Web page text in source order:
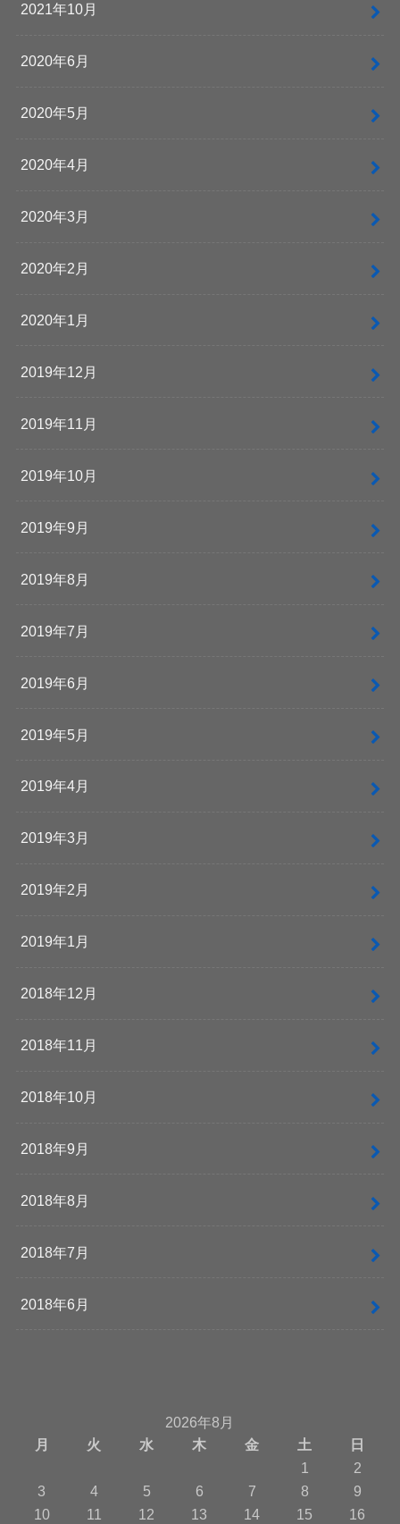
2021年10月
2020年6月
2020年5月
2020年4月
2020年3月
2020年2月
2020年1月
2019年12月
2019年11月
2019年10月
2019年9月
2019年8月
2019年7月
2019年6月
2019年5月
2019年4月
2019年3月
2019年2月
2019年1月
2018年12月
2018年11月
2018年10月
2018年9月
2018年8月
2018年7月
2018年6月
2026年8月
月
火 水 木 金 土
日
1
2
3
4 5 6 7 8
9
10
11 12 13 14 15 16